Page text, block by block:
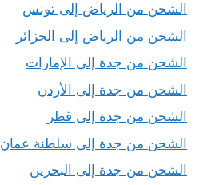
الشحن من الرياض إلى تونس
الشحن من الرياض إلى الجزائر
الشحن من جدة إلى الإمارات
الشحن من جدة إلى الأردن
الشحن من جدة إلى قطر
الشحن من جدة إلى سلطنة عمان
الشحن من جدة إلى البحرين